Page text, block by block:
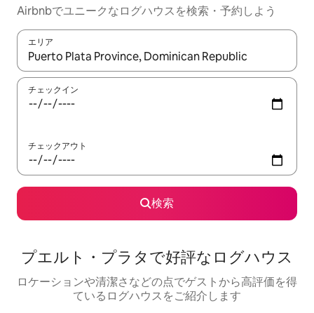
Airbnbでユニークなログハウスを検索・予約しよう
エリア
検索結果が表示されたら、上下の矢印キーを使って移動するか
チェックイン
チェックアウト
検索
プエルト・プラタで好評なログハウス
ロケーションや清潔さなどの点でゲストから高評価を得
ているログハウスをご紹介します